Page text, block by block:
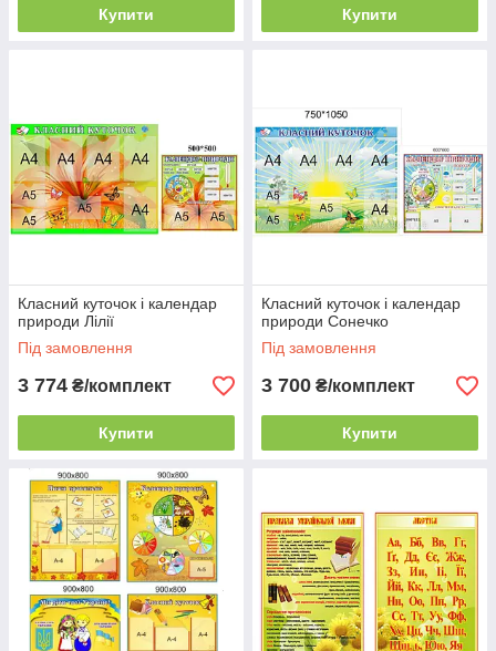
Купити Купити
Класний куточок і календар
природи Лілії
Під замовлення
3 774 ₴/комплект
Купити
Класний куточок і календар
природи Сонечко
Під замовлення
3 700 ₴/комплект
Купити